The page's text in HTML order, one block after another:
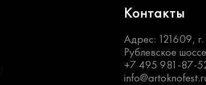
Контакты
Адрес: 121609,
Рублевское
+7 495 981-87-